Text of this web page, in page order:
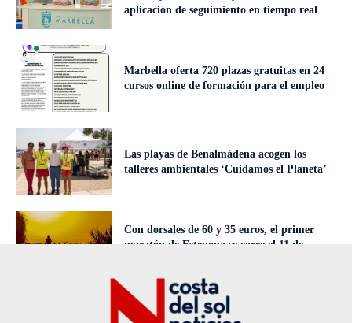
aplicación de seguimiento en tiempo real
Marbella oferta 720 plazas gratuitas en 24
cursos online de formación para el empleo
Las playas de Benalmádena acogen los
talleres ambientales ‘Cuidamos el Planeta’
Con dorsales de 60 y 35 euros, el primer
maratón de Estepona se corre el 11 de